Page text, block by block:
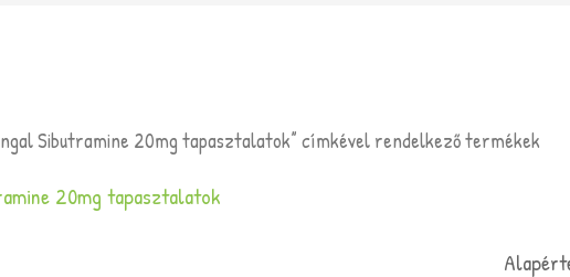
Sibutramine 20mg tapasztalatok” címkével rendelkező termékek
20mg tapasztalatok